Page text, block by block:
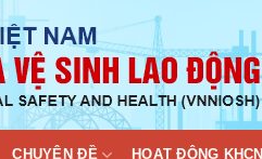
CHUYÊN ĐỀ HOẠT ĐỘNG KHCN